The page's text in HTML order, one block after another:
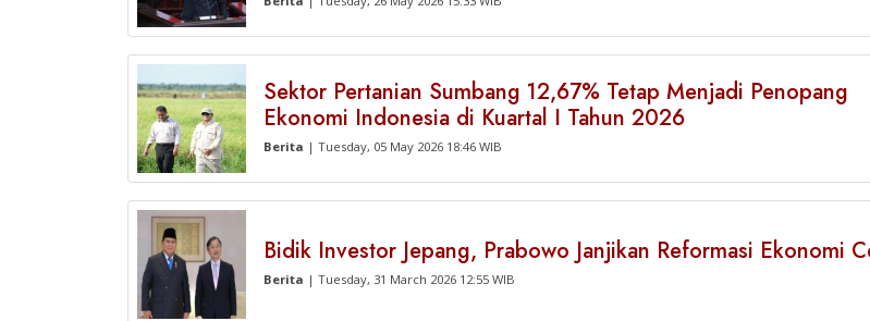
Sektor Pertanian Sumbang 12,67% Tetap Menjadi Penopang
Ekonomi Indonesia di Kuartal I Tahun 2026
Berita | Tuesday, 05 May 2026 18:46 WIB
Bidik Investor Jepang, Prabowo Janjikan Reformasi Ekonomi
Berita | Tuesday, 31 March 2026 12:55 WIB